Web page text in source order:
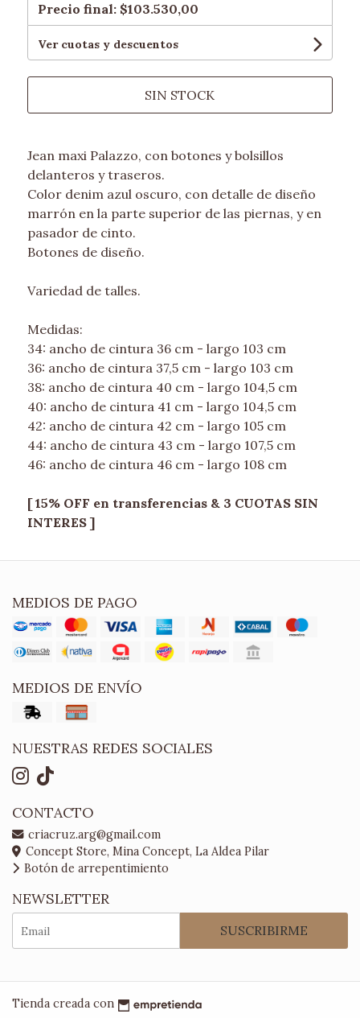
Precio final: $103.530,00
Ver cuotas y descuentos
SIN STOCK
Jean maxi Palazzo, con botones y bolsillos
delanteros y traseros.
Color denim azul oscuro, con detalle de diseño
marrón en la parte superior de las piernas, y en
pasador de cinto.
Botones de diseño.
Variedad de talles.
Medidas:
34: ancho de cintura 36 cm - largo 103 cm
36: ancho de cintura 37,5 cm - largo 103 cm
38: ancho de cintura 40 cm - largo 104,5 cm
40: ancho de cintura 41 cm - largo 104,5 cm
42: ancho de cintura 42 cm - largo 105 cm
44: ancho de cintura 43 cm - largo 107,5 cm
46: ancho de cintura 46 cm - largo 108 cm
[ 15% OFF en transferencias & 3 CUOTAS SIN
INTERES ]
MEDIOS DE PAGO
MEDIOS DE ENVÍO
NUESTRAS REDES SOCIALES
CONTACTO
criacruz.arg@gmail.com
Concept Store, Mina Concept, La Aldea Pilar
Botón de arrepentimiento
NEWSLETTER
SUSCRIBIRME
Tienda creada con